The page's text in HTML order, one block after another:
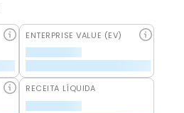
ENTERPRISE VALUE (EV)
RECEITA LÍQUIDA